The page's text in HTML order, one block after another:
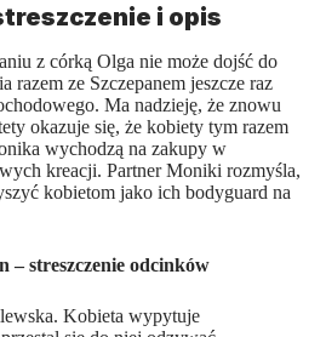
i opis
z córką Olga nie może dojść do
razem ze Szczepanem jeszcze raz
Ma nadzieję, że znowu
okazuje się, że kobiety tym razem
wychodzą na zakupy w
kreacji. Partner Moniki rozmyśla,
kobietom jako ich bodyguard na
– streszczenie odcinków
Kobieta wypytuje